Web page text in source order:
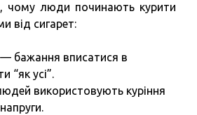
чому люди починають курити
від сигарет:
бажання вписатися в
“як усі”.
використовують куріння